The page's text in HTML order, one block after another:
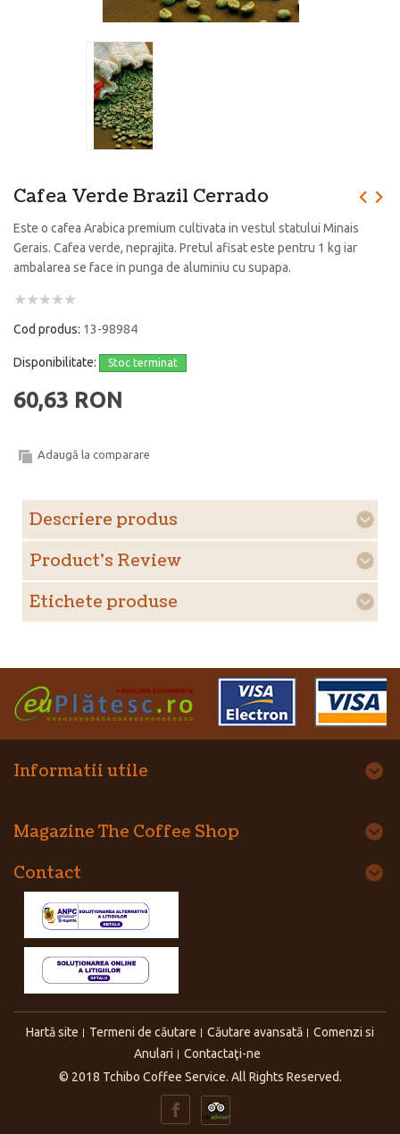
Cafea Verde Brazil Cerrado
Este o cafea Arabica premium cultivata in vestul statului Minais
Gerais. Cafea verde, neprajita. Pretul afisat este pentru 1 kg iar
ambalarea se face in punga de aluminiu cu supapa.
Cod produs: 13-98984
Disponibilitate: Stoc terminat
60,63 RON
Adaugă la comparare
Descriere produs
Product's Review
Etichete produse
Informatii utile
Magazine The Coffee Shop
Contact
Hartă site Termeni de căutare Căutare avansată
Comenzi si
Anulari
Contactaţi-ne
© 2018 Tchibo Coffee Service. All Rights Reserved.